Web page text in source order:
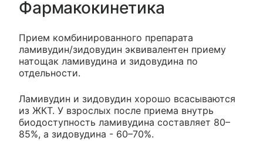
Фармакокинетика
Прием комбинированного препарата
ламивудин/зидовудин эквивалентен приему
натощак ламивудина и зидовудина по
отдельности.
Ламивудин и зидовудин хорошо всасываются
из ЖКТ. У взрослых после приема внутрь
биодоступность ламивудина составляет 80–
85%, а зидовудина - 60–70%.